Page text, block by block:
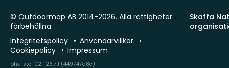
Skaffa
© Outdoormap AB 2014-2026. Alla rättigheter
förbehållna.
Integritetspolicy
Användarvillkor
Cookiepolicy
Impressum
phx-sto-02 · 26.7.1 (449747a8c)